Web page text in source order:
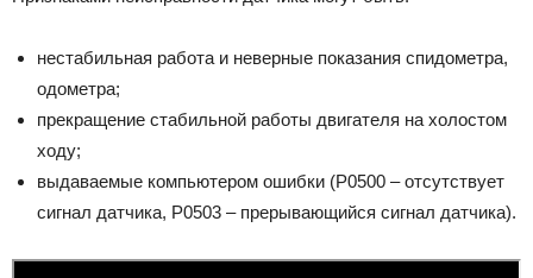
нестабильная работа и неверные показания спидометра,
одометра;
прекращение стабильной работы двигателя на холостом
ходу;
выдаваемые компьютером ошибки (Р0500 – отсутствует
сигнал датчика, Р0503 – прерывающийся сигнал датчика).